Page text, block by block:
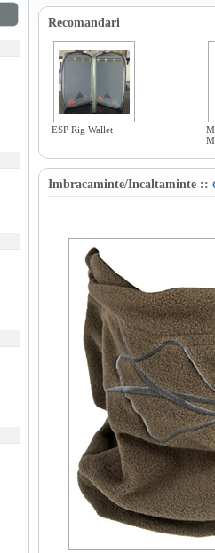
Recomandari
ESP Rig Wallet
Imbracaminte/Incaltaminte ::